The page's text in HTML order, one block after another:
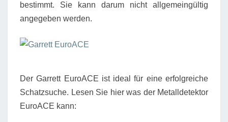
bestimmt. Sie kann darum nicht allgemeingültig
angegeben werden.
Der Garrett EuroACE ist ideal für eine erfolgreiche
Schatzsuche. Lesen Sie hier was der Metalldetektor
EuroACE kann: